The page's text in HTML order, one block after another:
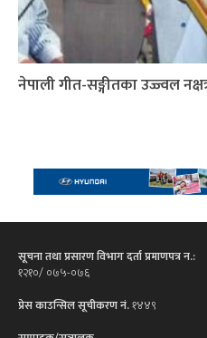
नेपाली गीत-सङ्गीतका उज्ज्वल
सूचना तथा प्रसारण विभाग दर्ता प्रमाणपत्र न.:
१२१०/ ०७५-०७६
प्रेस काउन्सिल सूचीकरण नं.१४४९